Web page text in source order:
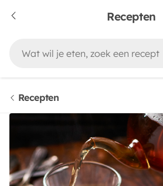
Recepten
Recepten